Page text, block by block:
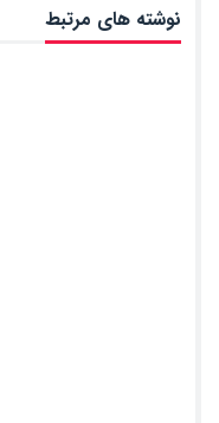
نوشته های مرتبط